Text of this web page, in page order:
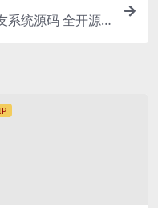
系统源码 全开源